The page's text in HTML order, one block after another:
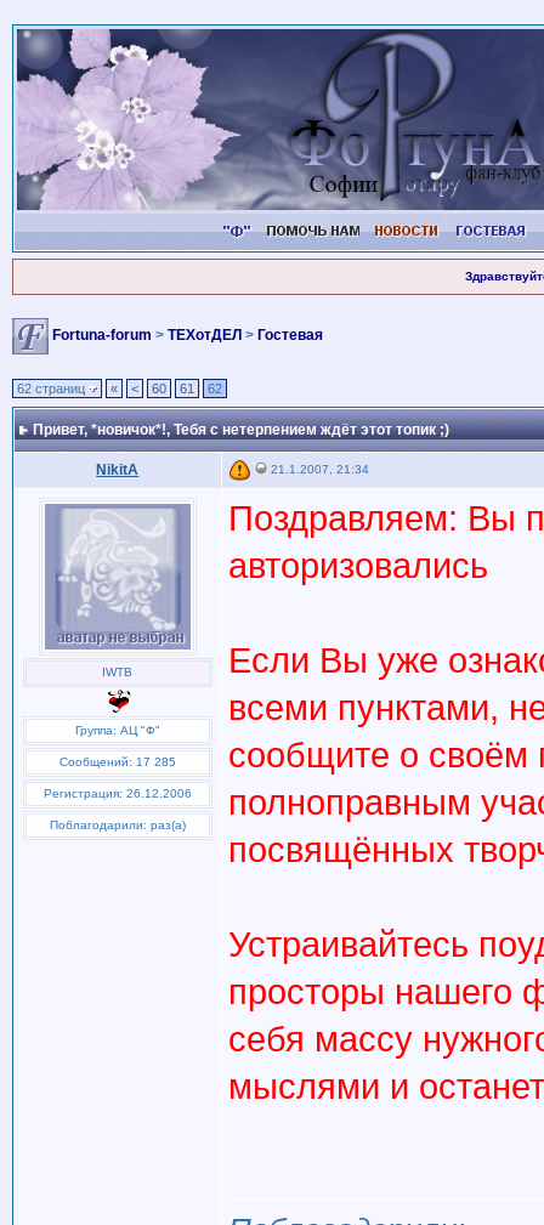
Fortuna-forum > ТЕХотДЕЛ > Гостевая
62 страниц « < 60 61 62
Привет, *новичок*!, Тебя с нетерпением ждёт этот топик ;)
NikitA 21.1.2007, 21:34
IWTB
Группа: АЦ "Ф"
Сообщений: 17 285
Регистрация: 26.12.2006
Поблагодарили: раз(а)
Поздравляем: Вы
авторизовались
Если Вы уже
всеми пунктами,
сообщите о своём
полноправным
посвящённых
Устраивайтесь
просторы нашего
себя массу
мыслями и